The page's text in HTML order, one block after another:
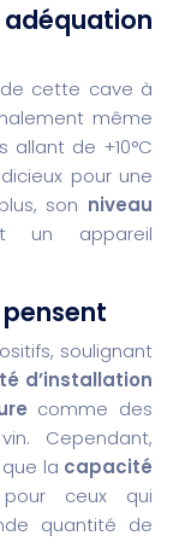
de cette cave à
même
de +10°C
pour une
son niveau
appareil
soulignant
d’installation
comme des
Cependant,
la capacité
ceux qui
quantité de